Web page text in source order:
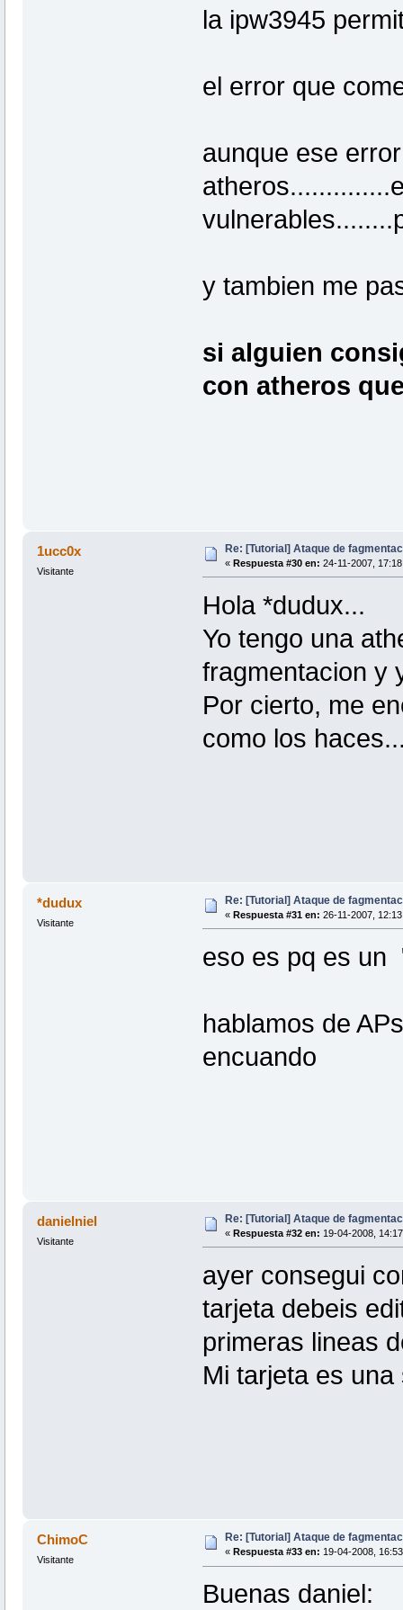
la ipw3945
el error que
aunque ese
y tambien me
si alguien
con atheros
1ucc0x
Visitante
Re: [Tutorial] Ataque de
« Respuesta #30 en: 24-11-2007,
Hola *dudux...
Yo tengo una
fragmentacion y
Por cierto, me
como los
*dudux
Visitante
Re: [Tutorial] Ataque de
« Respuesta #31 en: 26-11-2007,
eso es pq es un
hablamos de
encuando
danielniel
Visitante
Re: [Tutorial] Ataque de
« Respuesta #32 en: 19-04-2008,
ayer consegui
tarjeta debeis
primeras lineas
Mi tarjeta es
ChimoC
Visitante
Re: [Tutorial] Ataque de
« Respuesta #33 en: 19-04-2008,
Buenas daniel: